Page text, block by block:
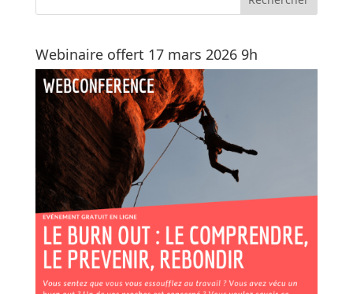
Webinaire offert 17 mars 2026 9h